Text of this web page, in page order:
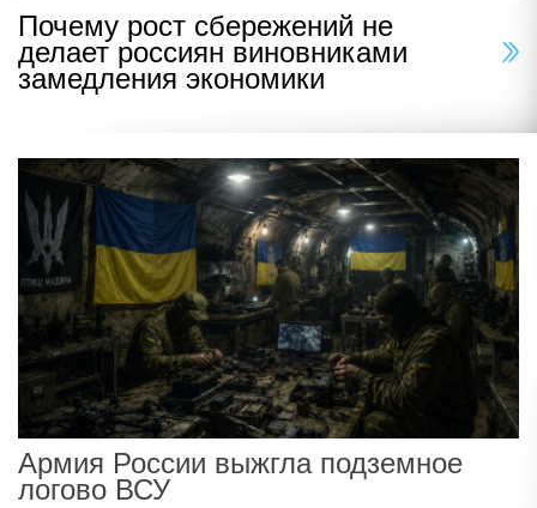
Почему рост сбережений не
делает россиян виновниками
замедления экономики
Армия России выжгла подземное
логово ВСУ